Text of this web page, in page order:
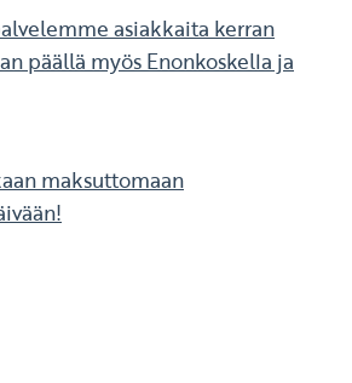
asiakkaita kerran
päällä myös Enonkoskella ja
maksuttomaan